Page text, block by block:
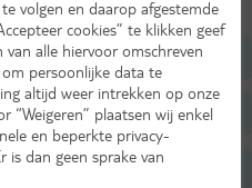
volgen en daarop afgestemde
cookies” te klikken geef
alle hiervoor omschreven
persoonlijke data te
altijd weer intrekken op onze
“Weigeren” plaatsen wij enkel
en beperkte privacy-
is dan geen sprake van